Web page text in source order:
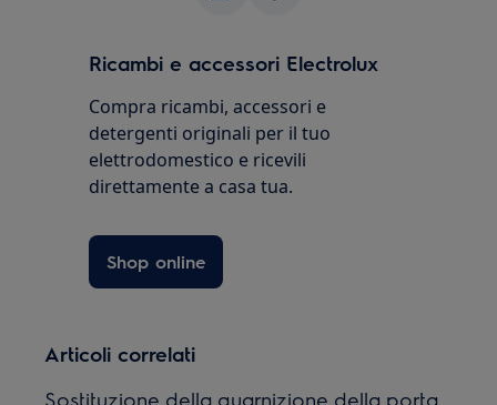
Ricambi e accessori Electrolux
Compra ricambi, accessori e
detergenti originali per il tuo
elettrodomestico e ricevili
direttamente a casa tua.
Shop online
Articoli correlati
Sostituzione della guarnizione della porta